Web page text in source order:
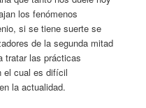
los fenómenos
si se tiene suerte se
de la segunda mitad
tratar las prácticas
el cual es difícil
la actualidad.